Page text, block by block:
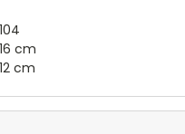
104
16 cm
12 cm